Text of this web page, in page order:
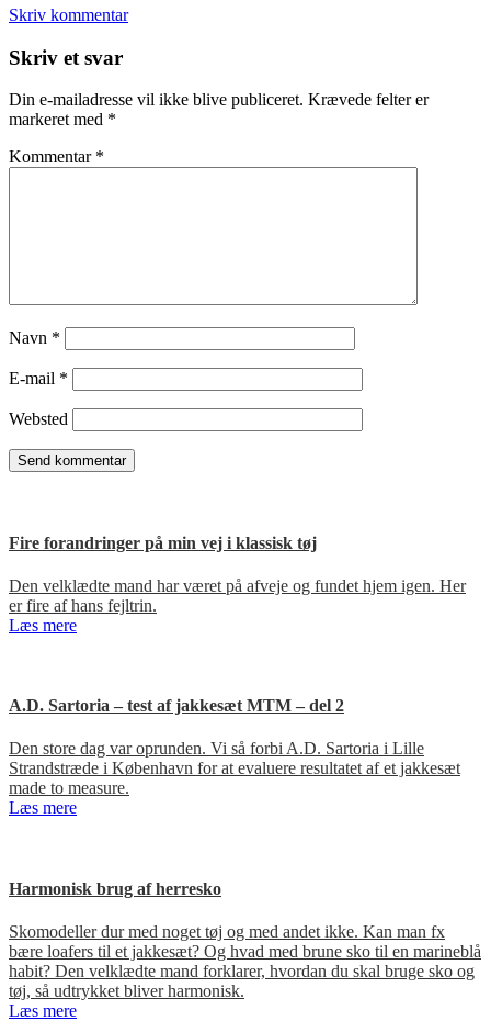
Skriv kommentar
Læserinteraktioner
Skriv et svar
Din e-mailadresse vil ikke blive publiceret. Krævede felter er
markeret med *
Kommentar *
Navn *
E-mail *
Websted
Fire forandringer på min vej i klassisk tøj
Den velklædte mand har været på afveje og fundet hjem igen. Her
er fire af hans fejltrin.
Læs mere
A.D. Sartoria – test af jakkesæt MTM – del 2
Den store dag var oprunden. Vi så forbi A.D. Sartoria i Lille
Strandstræde i København for at evaluere resultatet af et jakkesæt
made to measure.
Læs mere
Harmonisk brug af herresko
Skomodeller dur med noget tøj og med andet ikke. Kan man fx
bære loafers til et jakkesæt? Og hvad med brune sko til en marineblå
habit? Den velklædte mand forklarer, hvordan du skal bruge sko og
tøj, så udtrykket bliver harmonisk.
Læs mere